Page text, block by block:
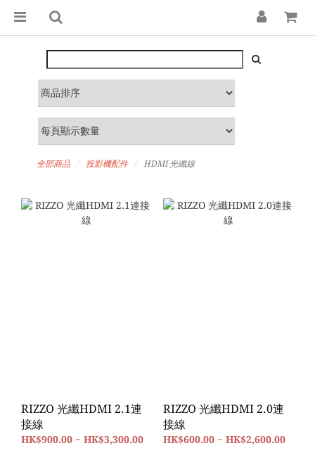
全部商品 投影機配件 HDMI 光纖線
RIZZO 光纖HDMI 2.1連
接線
HK$900.00 ~ HK$3,300.00
RIZZO 光纖HDMI 2.0連
接線
HK$600.00 ~ HK$2,600.00